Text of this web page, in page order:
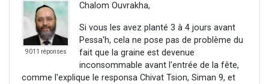
9011 réponses
Chalom Ouvrakha,
Si vous les avez planté 3 à 4 jours avant
Pessa'h, cela ne pose pas de problème du
fait que la graine est devenue
inconsommable avant l'entrée de la fête,
comme l'explique le responsa Chivat Tsion, Siman 9, et